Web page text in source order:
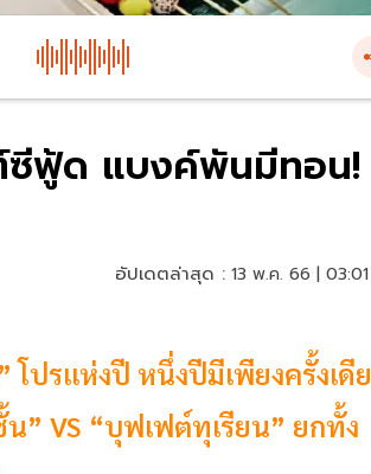
ซีฟู้ด แบงค์พันมีทอน!
อัปเดตล่าสุด : 13 พ.ค. 66 |
ปรแห่งปี หนึ่งปีมีเพียงครั้งเดี
” VS “บุฟเฟต์ทุเรียน” ยกทั้ง